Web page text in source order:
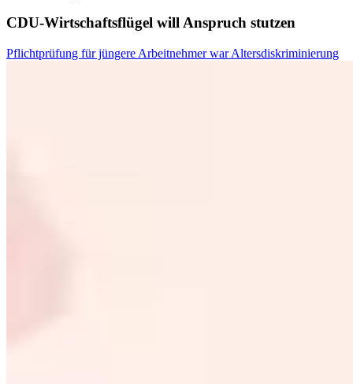
CDU-Wirtschaftsflügel will Anspruch stutzen
Pflichtprüfung für jüngere Arbeitnehmer war Altersdiskriminierung